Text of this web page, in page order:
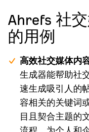
Ahrefs 社
的用例
高效社交媒体内
生成器能帮助社
速生成吸引人的
容相关的关键词
目且契合主题的